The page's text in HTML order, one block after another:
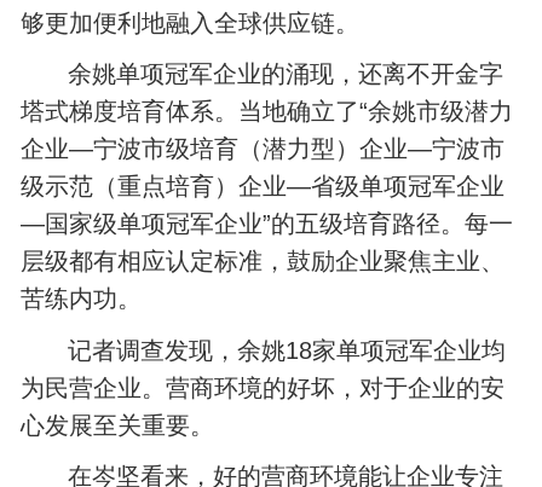
够更加便利地融入全球供应链。
余姚单项冠军企业的涌现，还离不开金字
塔式梯度培育体系。当地确立了“余姚市级潜力
企业—宁波市级培育（潜力型）企业—宁波市
级示范（重点培育）企业—省级单项冠军企业
—国家级单项冠军企业”的五级培育路径。每一
层级都有相应认定标准，鼓励企业聚焦主业、
苦练内功。
记者调查发现，余姚18家单项冠军企业均
为民营企业。营商环境的好坏，对于企业的安
心发展至关重要。
在岑坚看来，好的营商环境能让企业专注